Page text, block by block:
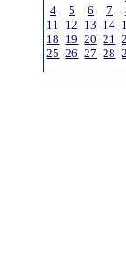
4
5 6 7
11 12 13 14
18 19 20 21
25 26 27 28